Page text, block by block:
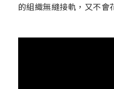
的組織無縫接軌，又不會